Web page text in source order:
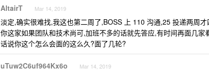
AltairT Mar 14, 2019
淡定,确实很难找,我这也第二周了,BOSS 上 110 沟通,25 投递两周
你这家如果团队和技术尚可,加班不多的话就先答应,有时间再面几家
话说你这个怎么会面的这么久?面了几轮?
uTuw2C6uf964Kx6o Mar 14, 2019